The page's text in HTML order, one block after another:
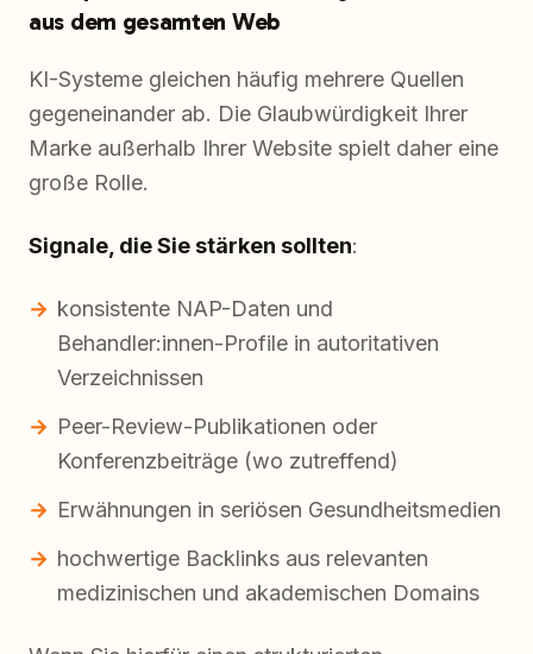
aus dem gesamten Web
KI-Systeme gleichen häufig mehrere Quellen
gegeneinander ab. Die Glaubwürdigkeit Ihrer
Marke außerhalb Ihrer Website spielt daher eine
große Rolle.
Signale, die Sie stärken sollten:
konsistente NAP-Daten und
Behandler:innen-Profile in autoritativen
Verzeichnissen
Peer-Review-Publikationen oder
Konferenzbeiträge (wo zutreffend)
Erwähnungen in seriösen Gesundheitsmedien
hochwertige Backlinks aus relevanten
medizinischen und akademischen Domains